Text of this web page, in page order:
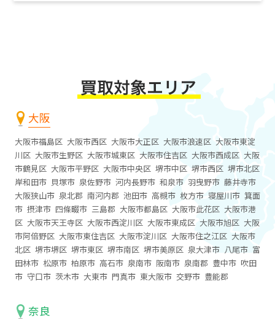
大阪
大阪市福島区 大阪市西区 大阪市大正区 大阪市浪速区 大阪市東淀
川区 大阪市生野区 大阪市城東区 大阪市住吉区 大阪市西成区 大阪
市鶴見区 大阪市平野区 大阪市中央区 堺市中区 堺市西区 堺市北区
岸和田市 貝塚市 泉佐野市 河内長野市 和泉市 羽曳野市 藤井寺市
大阪狭山市 泉北郡 南河内郡 池田市 高槻市 枚方市 寝屋川市 箕面
市 摂津市 四條畷市 三島郡 大阪市都島区 大阪市此花区 大阪市港
区 大阪市天王寺区 大阪市西淀川区 大阪市東成区 大阪市旭区 大阪
市阿倍野区 大阪市東住吉区 大阪市淀川区 大阪市住之江区 大阪市
北区 堺市堺区 堺市東区 堺市南区 堺市美原区 泉大津市 八尾市 富
田林市 松原市 柏原市 高石市 泉南市 阪南市 泉南郡 豊中市 吹田
市 守口市 茨木市 大東市 門真市 東大阪市 交野市 豊能郡
奈良